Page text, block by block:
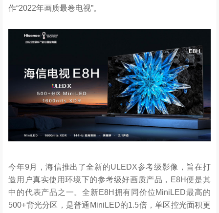
作“2022年画质最卷电视”。
今年9月，海信推出了全新的ULEDX参考级影像，旨在打
造用户真实使用环境下的参考级好画质产品，E8H便是其
中的代表产品之一。全新E8H拥有同价位MiniLED最高的
500+背光分区，是普通MiniLED的1.5倍，单区控光面积更